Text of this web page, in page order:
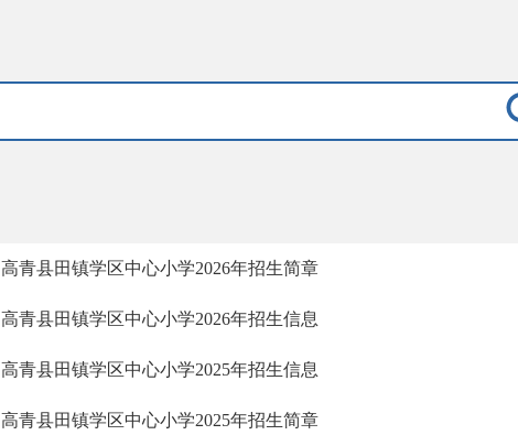
高青县田镇学区中心小学2026年招生简章
高青县田镇学区中心小学2026年招生信息
高青县田镇学区中心小学2025年招生信息
高青县田镇学区中心小学2025年招生简章